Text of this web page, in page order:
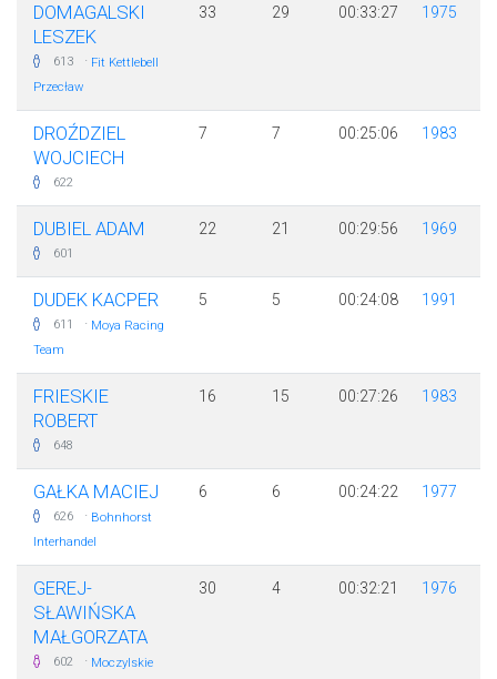
DOMAGALSKI
LESZEK
613 · Fit Kettlebell
Przecław
33 29 00:33:27 1975
DROŹDZIEL
WOJCIECH
622
7 7 00:25:06 1983
DUBIEL ADAM
601
22 21 00:29:56 1969
DUDEK KACPER
611 · Moya Racing
Team
5 5 00:24:08 1991
FRIESKIE
ROBERT
648
16 15 00:27:26 1983
GAŁKA MACIEJ
626 · Bohnhorst
Interhandel
6 6 00:24:22 1977
GEREJ-
SŁAWIŃSKA
MAŁGORZATA
602 · Moczylskie
30 4 00:32:21 1976